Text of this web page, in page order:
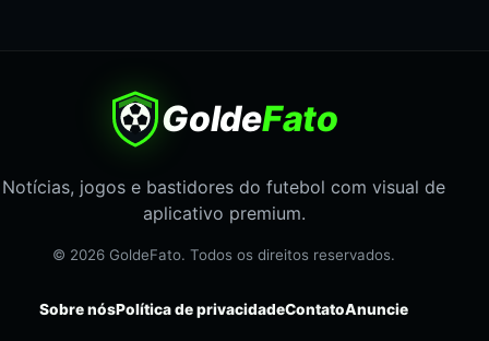
GoldeFato
Notícias, jogos e bastidores do futebol com visual de
aplicativo premium.
© 2026 GoldeFato. Todos os direitos reservados.
Sobre nósPolítica de privacidadeContatoAnuncie